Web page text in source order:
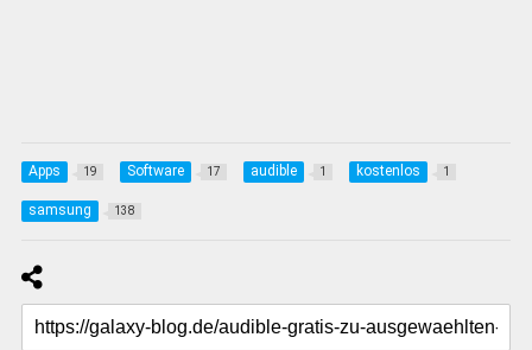
Apps 19 Software 17 audible 1 kostenlos 1
samsung 138